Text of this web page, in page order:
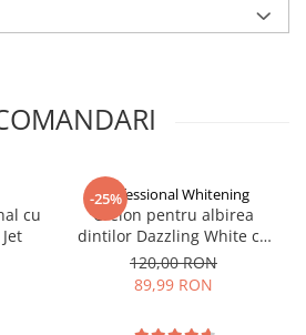
cu
-25%
Professional Whitening
Creion pentru albirea
dintilor Dazzling White cu
actiune rapida
120,00 RON
89,99 RON